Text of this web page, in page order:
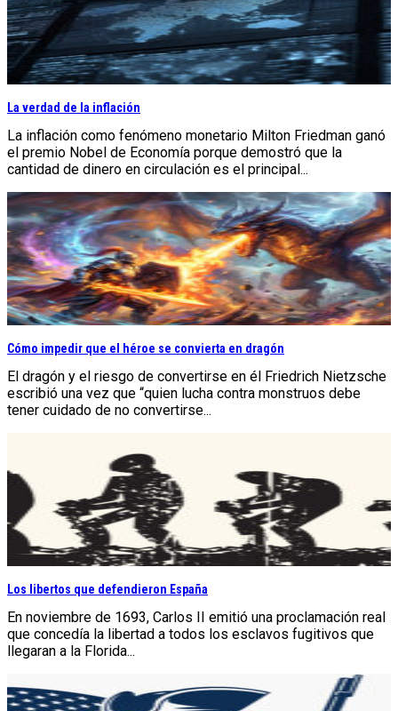
La verdad de la inflación
La inflación como fenómeno monetario Milton Friedman ganó
el premio Nobel de Economía porque demostró que la
cantidad de dinero en circulación es el principal...
Cómo impedir que el héroe se convierta en dragón
El dragón y el riesgo de convertirse en él Friedrich Nietzsche
escribió una vez que “quien lucha contra monstruos debe
tener cuidado de no convertirse...
Los libertos que defendieron España
En noviembre de 1693, Carlos II emitió una proclamación real
que concedía la libertad a todos los esclavos fugitivos que
llegaran a la Florida...